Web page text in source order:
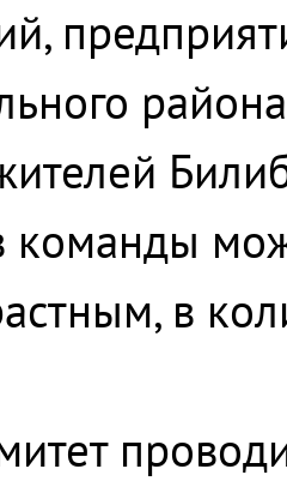
команды
в